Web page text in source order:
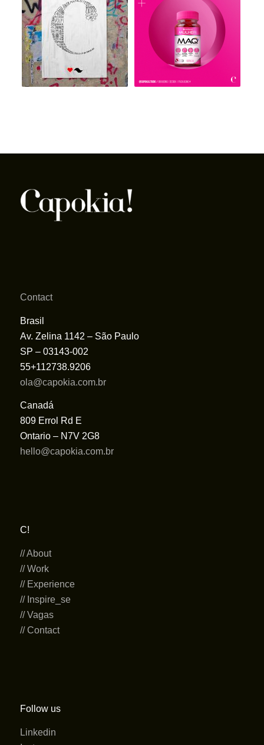
Contact
Brasil
Av. Zelina 1142 – São Paulo
SP – 03143-002
55+112738.9206
ola@capokia.com.br
Canadá
809 Errol Rd E
Ontario – N7V 2G8
hello@capokia.com.br
C!
// About
// Work
// Experience
// Inspire_se
// Vagas
// Contact
Follow us
Linkedin